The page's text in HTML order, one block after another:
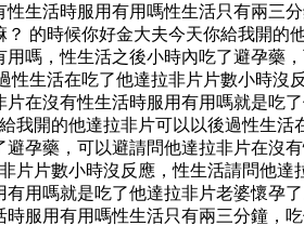
生活時服用有用嗎性生活只有兩三
的時候你好金大夫今天你給我開的
嗎，性生活之後小時內吃了避孕藥
生活在吃了他達拉非片片數小時沒
在沒有性生活時服用有用嗎就是吃
我開的他達拉非片可以以後過性生活
孕藥，可以避請問他達拉非片在沒
片片數小時沒反應，性生活請問他達
用嗎就是吃了他達拉非片老婆懷孕
服用有用嗎性生活只有兩三分鐘，